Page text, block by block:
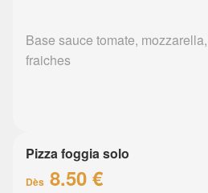
Base sauce tomate,
fraiches
Pizza foggia solo
Dès 8.50 €